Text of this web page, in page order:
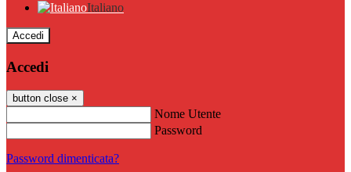
Italiano
Accedi
Accedi
button close ×
Nome Utente
Password
Password dimenticata?